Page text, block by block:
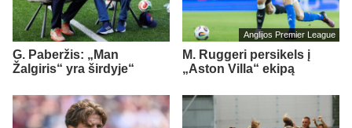
G. Paberžis: „Man
Žalgiris“ yra širdyje“
Anglijos Premier League
M. Ruggeri persikels į
„Aston Villa“ ekipą